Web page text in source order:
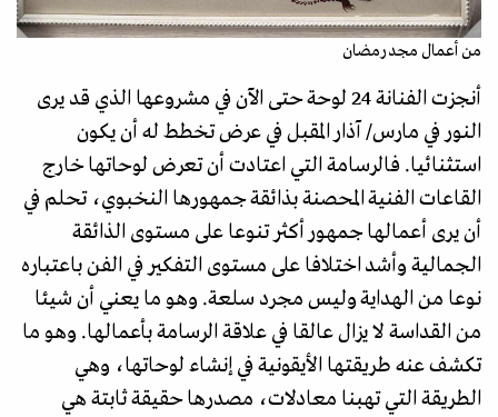
من أعمال مجد رمضان
أنجزت الفنانة 24 لوحة حتى الآن في مشروعها الذي قد يرى
النور في مارس/ آذار المقبل في عرض تخطط له أن يكون
استثنائيا. فالرسامة التي اعتادت أن تعرض لوحاتها خارج
القاعات الفنية المحصنة بذائقة جمهورها النخبوي، تحلم في
أن يرى أعمالها جمهور أكثر تنوعا على مستوى الذائقة
الجمالية وأشد اختلافا على مستوى التفكير في الفن باعتباره
نوعا من الهداية وليس مجرد سلعة. وهو ما يعني أن شيئا
من القداسة لا يزال عالقا في علاقة الرسامة بأعمالها. وهو ما
تكشف عنه طريقتها الأيقونية في إنشاء لوحاتها، وهي
الطريقة التي تهبنا معادلات، مصدرها حقيقة ثابتة هي